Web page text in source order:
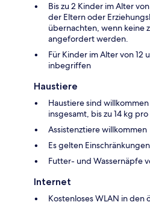
Bis zu 2 Kinder im Alter
der Eltern oder
übernachten, wenn keine
angefordert werden.
Für Kinder im Alter von 12
inbegriffen
Haustiere
Haustiere sind
insgesamt, bis zu 14 kg
Assistenztiere willkommen
Es gelten
Futter- und Wassernäpfe
Internet
Kostenloses WLAN in